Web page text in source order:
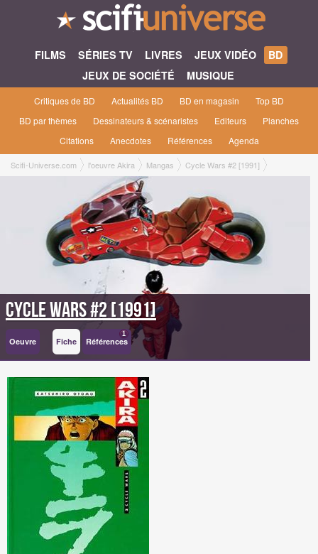
FILMS SÉRIES TV LIVRES JEUX VIDÉO
BD
JEUX DE SOCIÉTÉ
MUSIQUE
Critiques de BD Actualités BD BD en magasin
Top BD
BD par thèmes
Dessinateurs & scénaristes Editeurs
Planches
Citations
Anecdotes Références Agenda
Scifi-Universe.com l'oeuvre Akira Mangas Cycle Wars #2 [1991]
Cycle Wars #2 [1991]
Oeuvre Fiche Références
1